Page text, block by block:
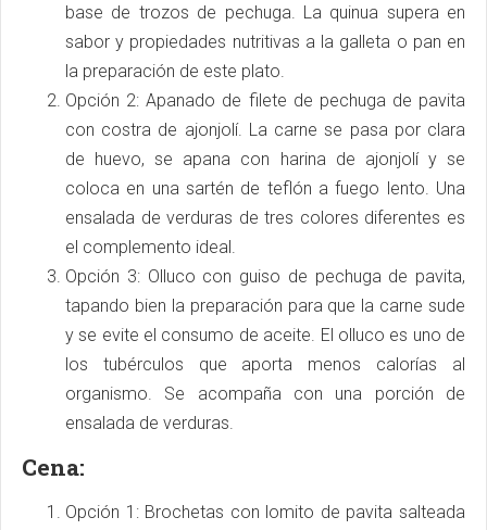
base de trozos de pechuga. La quinua supera en
sabor y propiedades nutritivas a la galleta o pan en
la preparación de este plato.
Opción 2: Apanado de filete de pechuga de pavita
con costra de ajonjolí. La carne se pasa por clara
de huevo, se apana con harina de ajonjolí y se
coloca en una sartén de teflón a fuego lento. Una
ensalada de verduras de tres colores diferentes es
el complemento ideal.
Opción 3: Olluco con guiso de pechuga de pavita,
tapando bien la preparación para que la carne sude
y se evite el consumo de aceite. El olluco es uno de
los tubérculos que aporta menos calorías al
organismo. Se acompaña con una porción de
ensalada de verduras.
Cena:
Opción 1: Brochetas con lomito de pavita salteada